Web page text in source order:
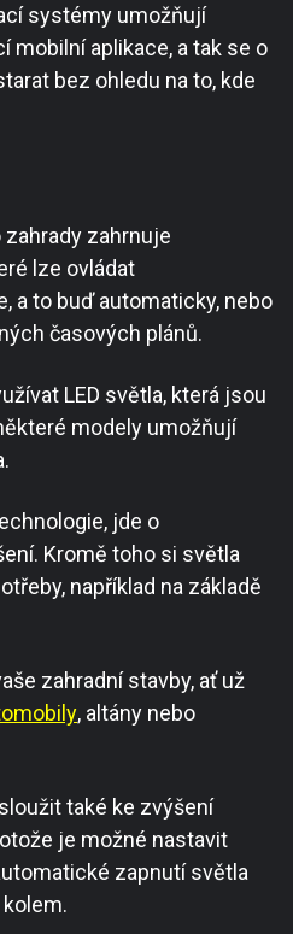
systémy umožňují
mobilní aplikace, a tak se o
bez ohledu na to, kde
zahrnuje
lze ovládat
a to buď automaticky, nebo
časových plánů.
LED světla, která jsou
modely umožňují
jde o
Kromě toho si světla
například na základě
zahradní stavby, ať už
, altány nebo
také ke zvýšení
je možné nastavit
zapnutí světla